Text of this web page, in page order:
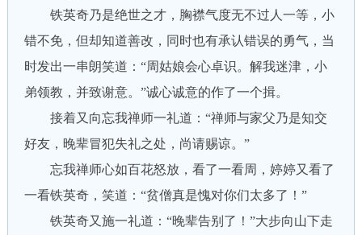
铁英奇乃是绝世之才，胸襟气度无不过人一等，小
错不免，但却知道善改，同时也有承认错误的勇气，当
时发出一串朗笑道：“周姑娘会心卓识。解我迷津，小
弟领教，并致谢意。”诚心诚意的作了一个揖。
接着又向忘我禅师一礼道：“禅师与家父乃是知交
好友，晚辈冒犯失礼之处，尚请赐谅。”
忘我禅师心如百花怒放，看了一看周，婷婷又看了
一看铁英奇，笑道：“贫僧真是愧对你们太多了！”
铁英奇又施一礼道：“晚辈告别了！”大步向山下走